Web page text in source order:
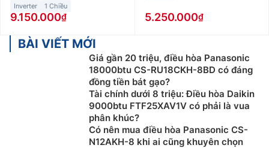
Inverter 1 Chiều
9.150.000 5.250.000
BÀI VIẾT MỚI
Giá gần 20 triệu, điều hòa Panasonic
18000btu CS-RU18CKH-8BD có đáng
đồng tiền bát gạo?
Tài chính dưới 8 triệu: Điều hòa Daikin
9000btu FTF25XAV1V có phải là vua
phân khúc?
Có nên mua điều hòa Panasonic CS-
N12AKH-8 khi ai cũng khuyên chọn